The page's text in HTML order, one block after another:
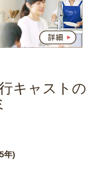
キャストの
年)